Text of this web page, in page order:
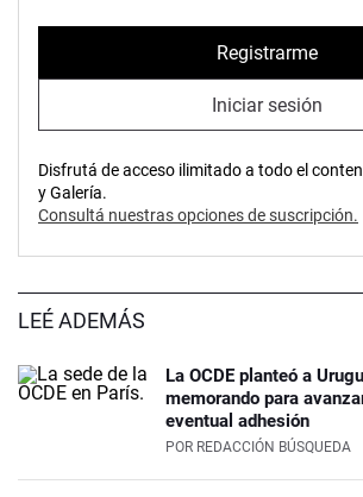
Registrarme
Iniciar sesión
Disfrutá de acceso ilimitado a todo el
y Galería.
Consultá nuestras opciones de suscripción.
LEÉ ADEMÁS
La OCDE planteó a
memorando para
eventual adhesión
POR REDACCIÓN BÚSQUEDA